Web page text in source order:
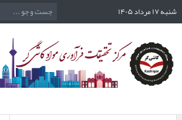
شنبه ۱۷ مرداد ۱۴۰۵